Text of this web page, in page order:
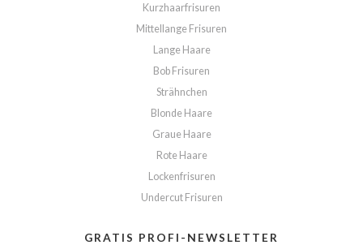
Kurzhaarfrisuren
Mittellange Frisuren
Lange Haare
Bob Frisuren
Strähnchen
Blonde Haare
Graue Haare
Rote Haare
Lockenfrisuren
Undercut Frisuren
GRATIS PROFI-NEWSLETTER